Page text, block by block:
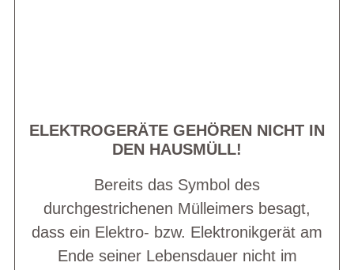
ELEKTROGERÄTE GEHÖREN NICHT IN
DEN HAUSMÜLL!
Bereits das Symbol des
durchgestrichenen Mülleimers besagt,
dass ein Elektro- bzw. Elektronikgerät am
Ende seiner Lebensdauer nicht im